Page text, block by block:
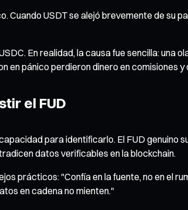
Cuando USDT se alejó brevemente de su
En realidad, la causa fue sencilla: una
en pánico perdieron dinero en comisiones
el FUD
para identificarlo. El FUD genuino
datos verificables en la blockchain.
prácticos: "Confía en la fuente, no en el
en cadena no mienten."